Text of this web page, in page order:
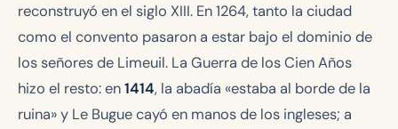
reconstruyó en el siglo XIII. En 1264, tanto la ciudad
como el convento pasaron a estar bajo el dominio de
los señores de Limeuil. La Guerra de los Cien Años
hizo el resto: en1414, la abadía «estaba al borde de la
ruina» y Le Bugue cayó en manos de los ingleses; a